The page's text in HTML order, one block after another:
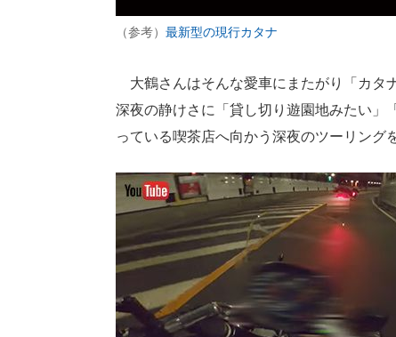
（参考） 最新型の現行カタナ
大鶴さんはそんな愛車にまたがり「カタ
深夜の静けさに「貸し切り遊園地みたい」
っている喫茶店へ向かう深夜のツーリング